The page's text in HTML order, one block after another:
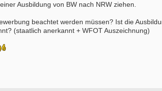
Ausbildung von BW nach NRW ziehen.
beachtet werden müssen? Ist die
(staatlich anerkannt + WFOT Auszeichnung)